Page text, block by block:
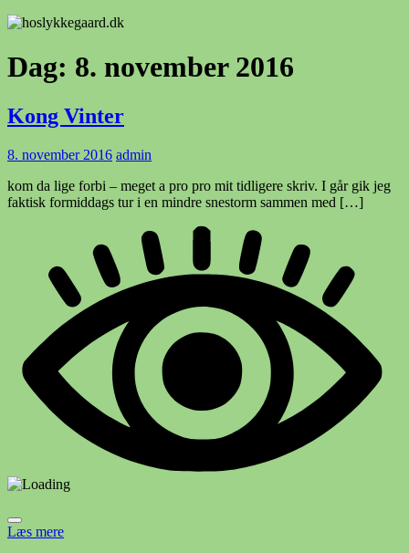
Dag: 8. november 2016
Kong Vinter
8. november 2016 admin
kom da lige forbi – meget a pro pro mit tidligere skriv. I går gik jeg
faktisk formiddags tur i en mindre snestorm sammen med […]
Læs mere